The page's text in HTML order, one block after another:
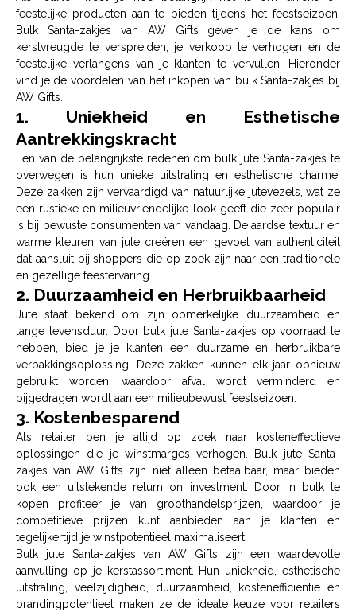
klanten en breng de magie van Kerstmis in hun huis.
Klaar om je kerstverkopen een boost te geven? Bestel
onze Jute Santa Sacks en begin met het vieren van de
feestdagen!
feestelijke producten aan te bieden tijdens het feestseizoen.
Bulk Santa-zakjes van AW Gifts geven je de kans om
kerstvreugde te verspreiden, je verkoop te verhogen en de
feestelijke verlangens van je klanten te vervullen. Hieronder
vind je de voordelen van het inkopen van bulk Santa-zakjes bij
AW Gifts.
1. Uniekheid en Esthetische
Aantrekkingskracht
Een van de belangrijkste redenen om bulk jute Santa-zakjes te
overwegen is hun unieke uitstraling en esthetische charme.
Deze zakken zijn vervaardigd van natuurlijke jutevezels, wat ze
een rustieke en milieuvriendelijke look geeft die zeer populair
is bij bewuste consumenten van vandaag. De aardse textuur en
warme kleuren van jute creëren een gevoel van authenticiteit
dat aansluit bij shoppers die op zoek zijn naar een traditionele
en gezellige feestervaring.
2. Duurzaamheid en Herbruikbaarheid
Jute staat bekend om zijn opmerkelijke duurzaamheid en
lange levensduur. Door bulk jute Santa-zakjes op voorraad te
hebben, bied je je klanten een duurzame en herbruikbare
verpakkingsoplossing. Deze zakken kunnen elk jaar opnieuw
gebruikt worden, waardoor afval wordt verminderd en
bijgedragen wordt aan een milieubewust feestseizoen.
3. Kostenbesparend
Als retailer ben je altijd op zoek naar kosteneffectieve
oplossingen die je winstmarges verhogen. Bulk jute Santa-
zakjes van AW Gifts zijn niet alleen betaalbaar, maar bieden
ook een uitstekende return on investment. Door in bulk te
kopen profiteer je van groothandelsprijzen, waardoor je
competitieve prijzen kunt aanbieden aan je klanten en
tegelijkertijd je winstpotentieel maximaliseert.
Bulk jute Santa-zakjes van AW Gifts zijn een waardevolle
aanvulling op je kerstassortiment. Hun uniekheid, esthetische
uitstraling, veelzijdigheid, duurzaamheid, kostenefficiëntie en
brandingpotentieel maken ze de ideale keuze voor retailers